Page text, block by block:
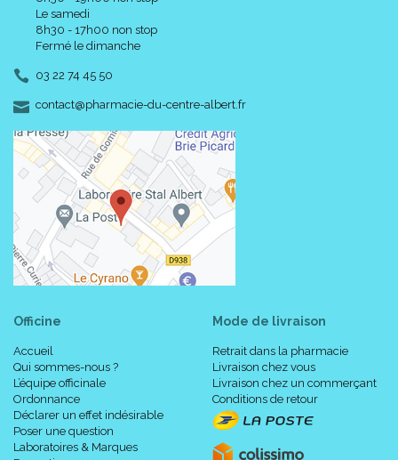
Le samedi
8h30 - 17h00 non stop
Fermé le dimanche
03 22 74 45 50
contact-
@-
pharmacie-du-centre-albert.fr
Officine
Accueil
Qui sommes-nous ?
L’équipe officinale
Ordonnance
Déclarer un effet indésirable
Poser une question
Laboratoires & Marques
Mode de livraison
Retrait dans la pharmacie
Livraison chez vous
Livraison chez un commerçant
Conditions de retour